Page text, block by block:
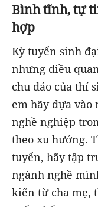
Bình tĩnh, tự
hợp
Kỳ tuyển sinh
nhưng điều
chu đáo của thí
em hãy dựa vào
nghề nghiệp
theo xu hướng.
tuyển, hãy tập
ngành nghề
kiến từ cha mẹ,